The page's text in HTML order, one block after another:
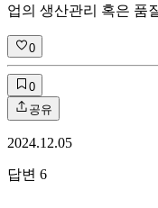
업의 생산관리 혹은 품
0
0
공유
2024.12.05
답변 6